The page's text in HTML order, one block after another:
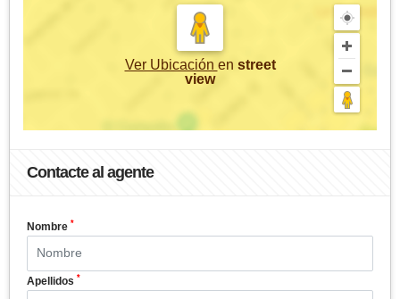
Ver Ubicación en street
view
Contacte al agente
Nombre *
Apellidos *